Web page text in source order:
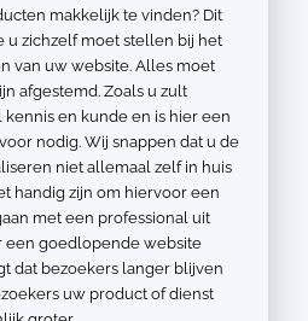
makkelijk te vinden? Dit
u zichzelf moet stellen bij het
van uw website. Alles moet
afgestemd. Zoals u zult
en kunde en is hier een
nodig. Wij snappen dat u de
niet allemaal zelf in huis
handig zijn om hiervoor een
met een professional uit
een goedlopende website
dat bezoekers langer blijven
uw product of dienst